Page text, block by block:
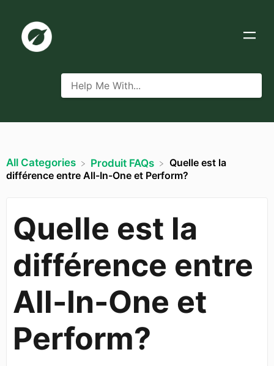
All Categories ​Produit FAQs
Quelle est la
différence entre All-In-One et Perform?
Quelle est la
différence entre
All-In-One et
Perform?